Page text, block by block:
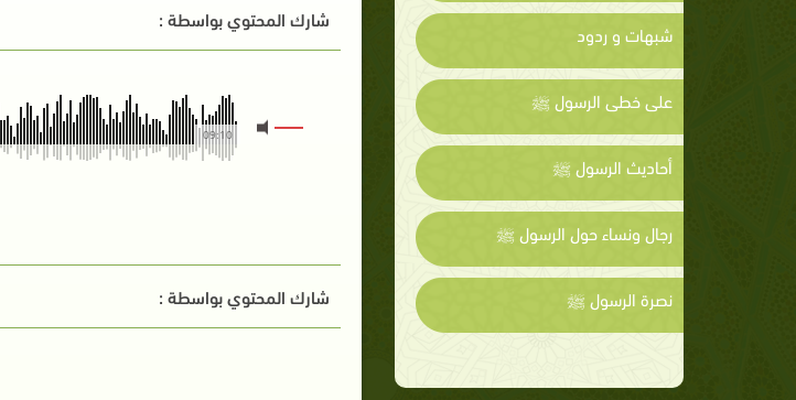
شبهات و ردود
على خطى الرسول ﷺ
أحاديث الرسول ﷺ
رجال ونساء حول الرسول ﷺ
نصرة الرسول ﷺ
شارك المحتوي بواسطة :
09:10
شارك المحتوي بواسطة :